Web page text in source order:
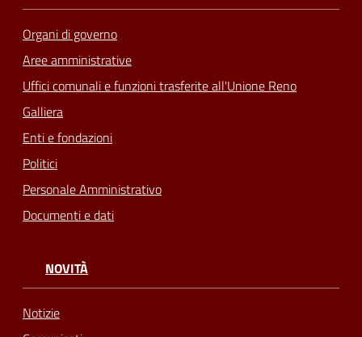
Seguici
su
Organi di governo
Aree amministrative
Uffici comunali e funzioni trasferite all'Unione Reno
Galliera
Enti e fondazioni
Politici
Personale Amministrativo
Documenti e dati
NOVITÀ
Notizie